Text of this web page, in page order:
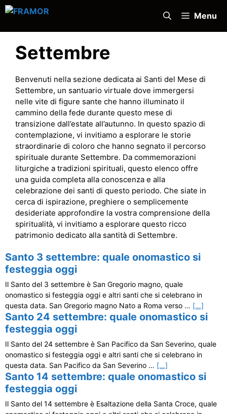
Vai
contenuto
Menu
Settembre
Benvenuti nella sezione dedicata ai Santi del Mese di
Settembre, un santuario virtuale dove immergersi
nelle vite di figure sante che hanno illuminato il
cammino della fede durante questo mese di
transizione dall’estate all’autunno. In questo spazio di
contemplazione, vi invitiamo a esplorare le storie
straordinarie di coloro che hanno segnato il percorso
spirituale durante Settembre. Da commemorazioni
liturgiche a tradizioni spirituali, questo elenco offre
una guida completa alla conoscenza e alla
celebrazione dei santi di questo periodo. Che siate in
cerca di ispirazione, preghiere o semplicemente
desideriate approfondire la vostra comprensione della
spiritualità, vi invitiamo a esplorare questo ricco
patrimonio dedicato alla santità di Settembre.
Santo 3 settembre: quale onomastico si
festeggia oggi
Il Santo del 3 settembre è San Gregorio magno, quale
onomastico si festeggia oggi e altri santi che si celebrano in
questa data. San Gregorio magno Nato a Roma verso … […]
Santo 24 settembre: quale onomastico si
festeggia oggi
Il Santo del 24 settembre è San Pacifico da San Severino, quale
onomastico si festeggia oggi e altri santi che si celebrano in
questa data. San Pacifico da San Severino … […]
Santo 14 settembre: quale onomastico si
festeggia oggi
Il Santo del 14 settembre è Esaltazione della Santa Croce, quale